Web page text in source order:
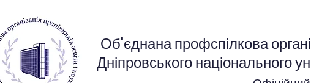
Об'єднана профспілкова
Дніпровського національного